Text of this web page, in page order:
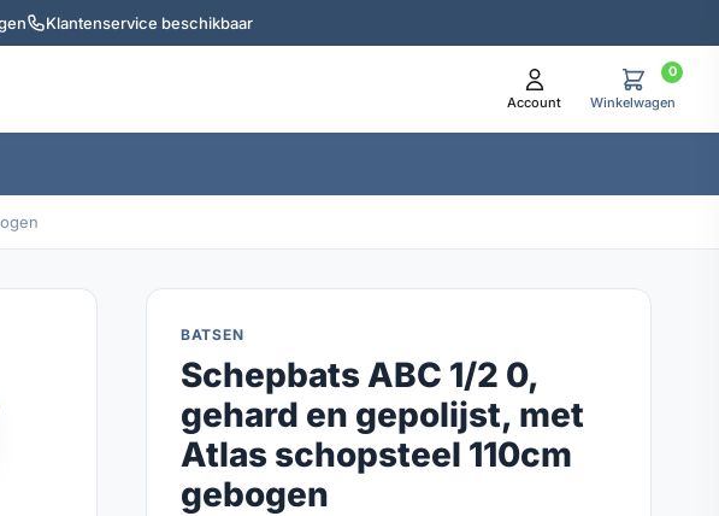
Klantenservice beschikbaar
Account
0
Winkelwagen
BATSEN
Schepbats ABC 1/2 0,
gehard en gepolijst, met
Atlas schopsteel 110cm
gebogen